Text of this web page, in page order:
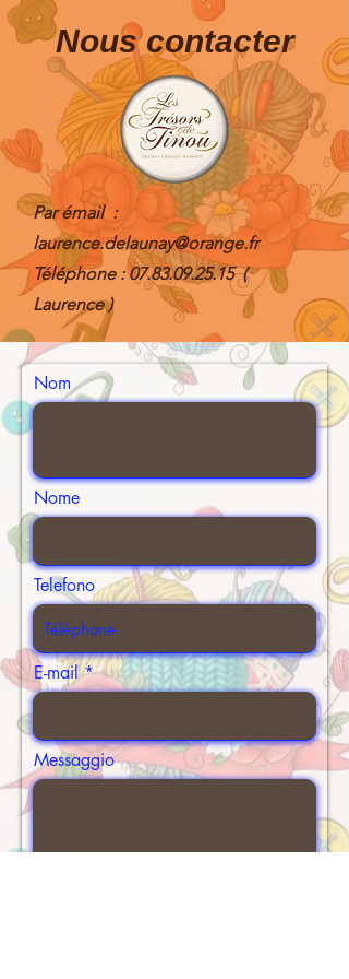
Nous contacter
Par émail :
laurence.delaunay@orange.fr
Téléphone :07.83.09.25.15(
Laurence )
Nom
Nome
Telefono
E-mail
Messaggio